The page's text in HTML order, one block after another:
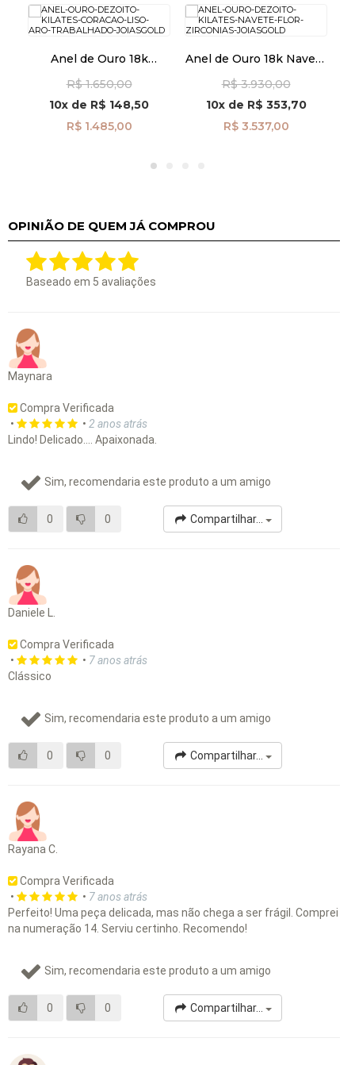
Anel de Ouro 18k
Trabalhado an41955
R$ 1.650,00
10x de R$ 148,50
R$ 1.485,00
Anel de Ouro 18k Navete
an41958
R$ 3.930,00
10xde R$ 353,70
R$ 3.537,00
OPINIÃO DE QUEM JÁ COMPROU
Baseado em 5 avaliações
Maynara
Compra Verificada
•
• 2 anos atrás
Lindo! Delicado.... Apaixonada.
Sim, recomendaria este produto a um amigo
0 0 Compartilhar...
Daniele L.
Compra Verificada
•
• 7 anos atrás
Clássico
Sim, recomendaria este produto a um amigo
0 0 Compartilhar...
Rayana C.
Compra Verificada
•
• 7 anos atrás
Perfeito! Uma peça delicada, mas não chega a ser frágil. Comprei
na numeração 14. Serviu certinho. Recomendo!
Sim, recomendaria este produto a um amigo
0 0 Compartilhar...